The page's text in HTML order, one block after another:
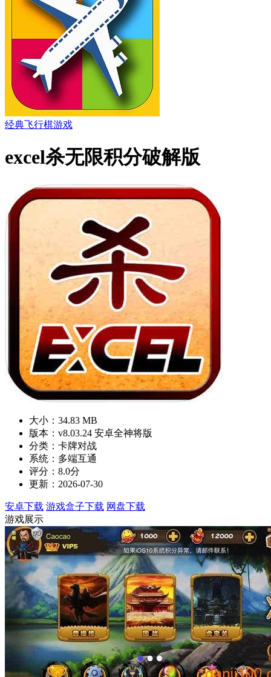
经典飞行棋游戏
excel杀无限积分破解版
大小：34.83 MB
版本：v8.03.24 安卓全神将版
分类：卡牌对战
系统：多端互通
评分：8.0分
更新：2026-07-30
安卓下载 游戏盒子下载 网盘下载
游戏展示